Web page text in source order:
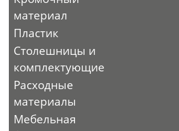
материал
Пластик
Столешницы и
комплектующие
Расходные
материалы
Мебельная